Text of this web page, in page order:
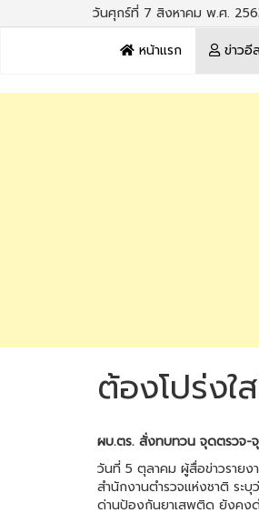
วันศุกร์ที่ 7 สิงหาคม พ.ศ.
หน้าแรก
ข่าวอี
ต้องโปร่ง
ผบ.ตร. สั่งทบทวน จุดตรวจ-
วันที่ 5 ตุลาคม ผู้สื่อข่าวราย
สำนักงานตำรวจแห่งชาติ ระ
ด่านป้องกันยาเสพติด ยังคงด